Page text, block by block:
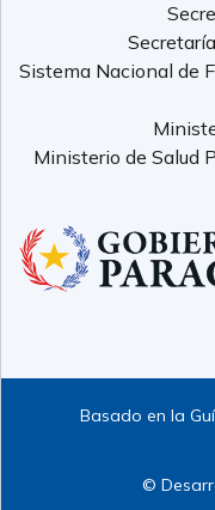
Sistema Nacional de
Ministerio de Salud
Basado en la
©